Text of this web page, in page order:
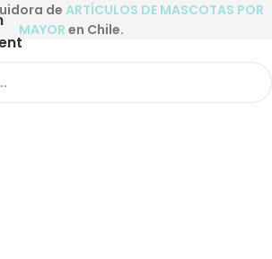
de ARTÍCULOS DE MASCOTAS POR
MAYOR en Chile.